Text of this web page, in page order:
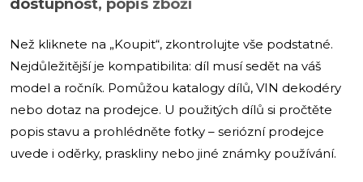
dostupnost, popis zboží
Než kliknete na „Koupit“, zkontrolujte vše podstatné.
Nejdůležitější je kompatibilita: díl musí sedět na váš
model a ročník. Pomůžou katalogy dílů, VIN dekodéry
nebo dotaz na prodejce. U použitých dílů si pročtěte
popis stavu a prohlédněte fotky – seriózní prodejce
uvede i oděrky, praskliny nebo jiné známky používání.